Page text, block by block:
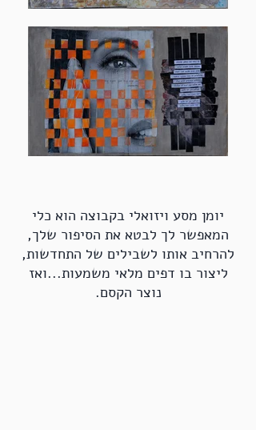
יומן מסע ויזואלי בקבוצה הוא כלי
המאפשר לך לבטא את הסיפור שלך,
להרחיב אותו לשבילים של התחדשות,
ליצור בו דפים מלאי משמעות...ואז
נוצר הקסם.